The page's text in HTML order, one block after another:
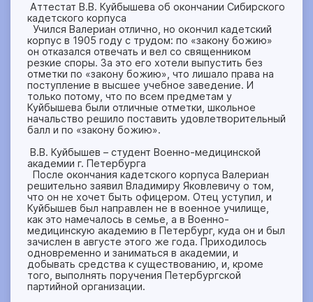
Аттестат В.В. Куйбышева об окончании Сибирского
кадетского корпуса
Учился Валериан отлично, но окончил кадетский
корпус в 1905 году с трудом: по «закону божию»
он отказался отвечать и вел со священником
резкие споры. За это его хотели выпустить без
отметки по «закону божию», что лишало права на
поступление в высшее учебное заведение. И
только потому, что по всем предметам у
Куйбышева были отличные отметки, школьное
начальство решило поставить удовлетворительный
балл и по «закону божию».
В.В. Куйбышев – студент Военно-медицинской
академии г. Петербурга
После окончания кадетского корпуса Валериан
решительно заявил Владимиру Яковлевичу о том,
что он не хочет быть офицером. Отец уступил, и
Куйбышев был направлен не в военное училище,
как это намечалось в семье, а в Военно-
медицинскую академию в Петербург, куда он и был
зачислен в августе этого же года. Приходилось
одновременно и заниматься в академии, и
добывать средства к существованию, и, кроме
того, выполнять поручения Петербургской
партийной организации.